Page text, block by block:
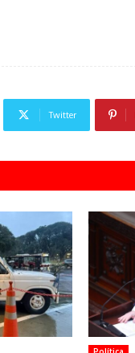
Twitter